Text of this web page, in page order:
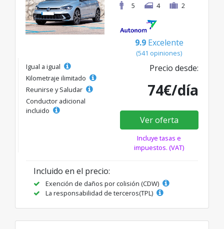
5
4 2
9.9 Excelente
(541 opiniones)
Igual a igual
Kilometraje ilimitado
Reunirse y Saludar
Conductor adicional
incluido
Precio desde:
74€/día
Ver oferta
Incluye tasas e
impuestos. (VAT)
Incluido en el precio:
Exención de daños por colisión (CDW)
La responsabilidad de terceros(TPL)